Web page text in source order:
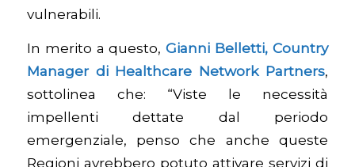
vulnerabili.
In merito a questo,Gianni Belletti, Country
Manager di Healthcare Network Partners,
sottolinea che: “Viste le necessità
impellenti dettate dal periodo
emergenziale, penso che anche queste
Regioni avrebbero potuto attivare servizi di